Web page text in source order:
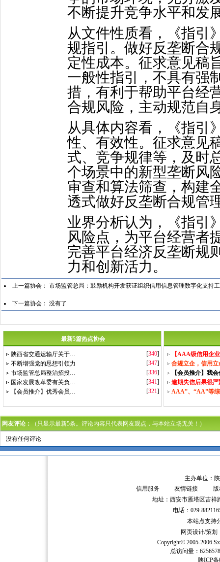
不断提升竞争水平和发
从文件性质看，《指引
规指引。做好反垄断合
定性成本。征求意见稿
一般性指引，不具有强
措，有利于帮助平台经
合规风险，主动规范自
从具体内容看，《指引
性、有效性。征求意见
式、竞争规律等，及时
个场景中的新型垄断风
审查和算法筛查，构建
透式做好反垄断合规管
业界分析认为，《指引
风险点，为平台经营者
完善平台经济反垄断规
力和创新活力。
上一篇协会： 市场监管总局：鼓励机构开发获证组织信用信息管理数字化支持
下一篇协会： 没有了
最新5篇热点协会
陕西省交通运输厅关于… [340]
不断增强党的思想引领力
[347]
市场监管总局整治招投…
[336]
国家发展改革委有关负…
[341]
【会员推介】优秀会员…
[321]
【AAA级信用企
合规立企，信用
【会员推介】我
逾期失信后果很
AAA”、“AA”等
网友评论： （只显示最新5条。评论内容只代表网友观点，与本站立场无关！）
没有任何评论
主办单位：
信用服务
友情链接
版
地址：西安市雁塔区吉祥
电话：029-
本站点支持
网页设计/策
Copyright© 2005-2006
总访问量：
陕ICP备